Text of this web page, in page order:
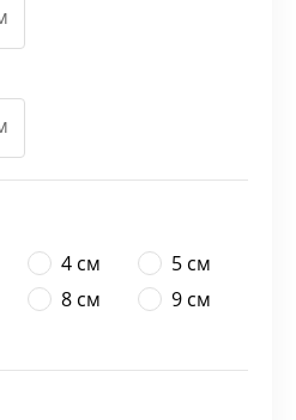
4 см
5 см
8 см
9 см